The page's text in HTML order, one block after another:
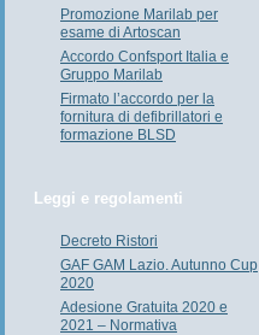
Promozione Marilab per
esame di Artoscan
Accordo Confsport Italia e
Gruppo Marilab
Firmato l’accordo per la
fornitura di defibrillatori e
formazione BLSD
Leggi e regolamenti
Decreto Ristori
GAF GAM Lazio. Autunno Cup
2020
Adesione Gratuita 2020 e
2021 – Normativa